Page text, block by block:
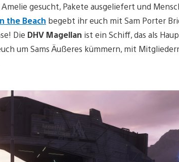
gesucht, Pakete ausgeliefert und
the Beach begebt ihr euch mit Sam Porter
Die DHV Magellan ist ein Schiff, das als
um Sams Äußeres kümmern, mit